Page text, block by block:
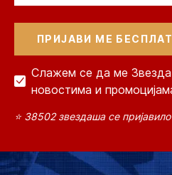
Слажем се да ме Звезда
новостима и
⭐ 38502 звездаша се